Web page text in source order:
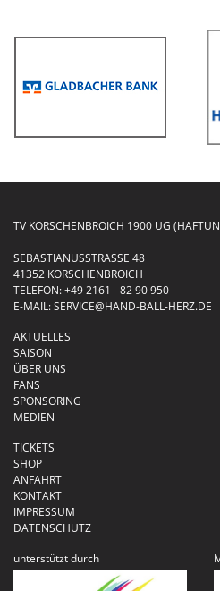
TV KORSCHENBROICH 1900 UG
SEBASTIANUSSTRASSE 48
41352 KORSCHENBROICH
TELEFON:+49 2161 - 82 90 950
E-MAIL:SERVICE@HAND-BALL-HERZ.DE
AKTUELLES
SAISON
ÜBER UNS
FANS
SPONSORING
MEDIEN
TICKETS
SHOP
ANFAHRT
KONTAKT
IMPRESSUM
DATENSCHUTZ
unterstützt durch